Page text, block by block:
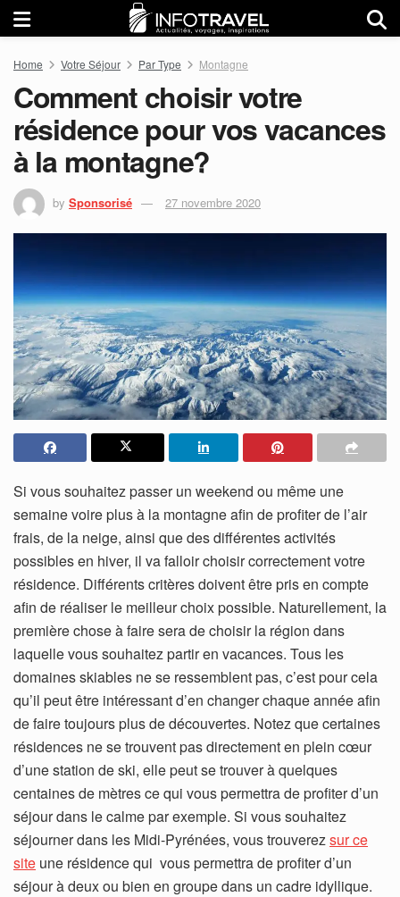
Home Votre Séjour Par Type Montagne
Comment choisir votre
résidence pour vos vacances
à la montagne?
by Sponsorisé 27 novembre 2020
Si vous souhaitez passer un weekend ou même une
semaine voire plus à la montagne afin de profiter de l’air
frais, de la neige, ainsi que des différentes activités
possibles en hiver, il va falloir choisir correctement votre
résidence. Différents critères doivent être pris en compte
afin de réaliser le meilleur choix possible. Naturellement, la
première chose à faire sera de choisir la région dans
laquelle vous souhaitez partir en vacances. Tous les
domaines skiables ne se ressemblent pas, c’est pour cela
qu’il peut être intéressant d’en changer chaque année afin
de faire toujours plus de découvertes. Notez que certaines
résidences ne se trouvent pas directement en plein cœur
d’une station de ski, elle peut se trouver à quelques
centaines de mètres ce qui vous permettra de profiter d’un
séjour dans le calme par exemple. Si vous souhaitez
séjourner dans les Midi-Pyrénées, vous trouverezsur ce
site une résidence qui vous permettra de profiter d’un
séjour à deux ou bien en groupe dans un cadre idyllique.